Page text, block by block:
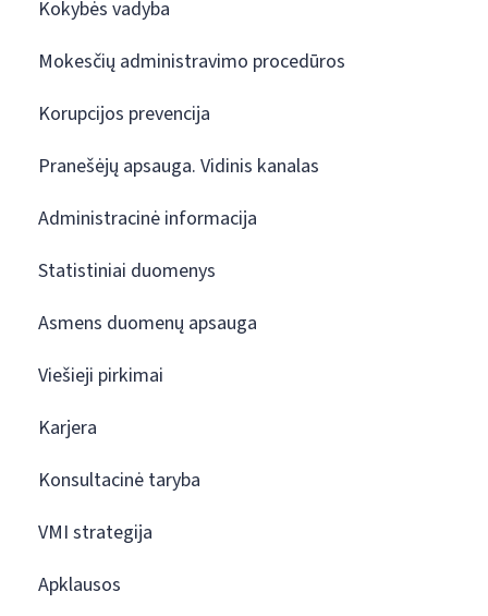
Kokybės vadyba
Mokesčių administravimo procedūros
Korupcijos prevencija
Pranešėjų apsauga. Vidinis kanalas
Administracinė informacija
Statistiniai duomenys
Asmens duomenų apsauga
Viešieji pirkimai
Karjera
Konsultacinė taryba
VMI strategija
Apklausos